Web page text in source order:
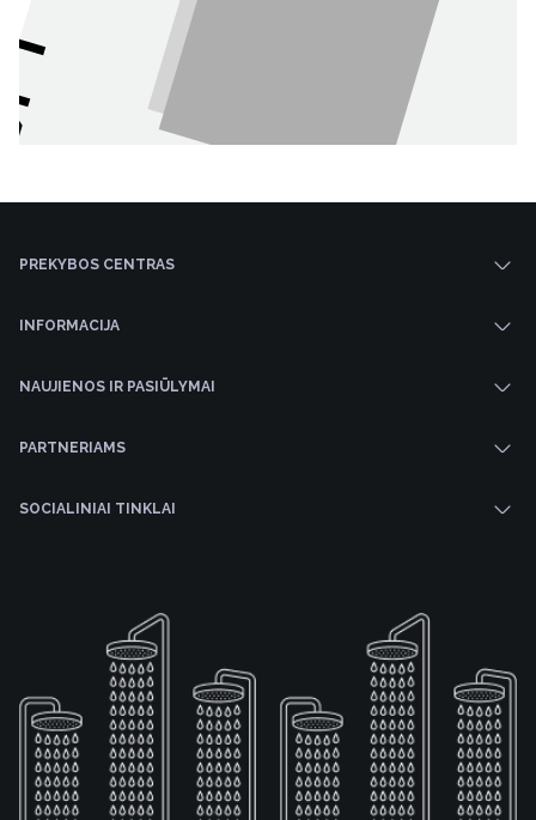
PREKYBOS CENTRAS
INFORMACIJA
NAUJIENOS IR PASIŪLYMAI
PARTNERIAMS
SOCIALINIAI TINKLAI